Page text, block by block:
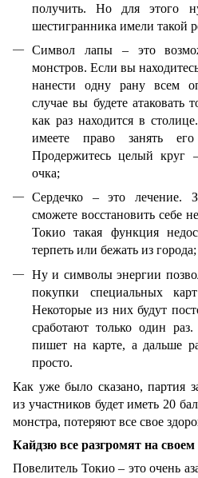
получить. Но для этого
шестигранника имели такой
Символ лапы – это
монстров. Если вы
нанести одну рану всем
случае вы будете атаковать
как раз находится в
имеете право занять
Продержитесь целый круг
очка;
Сердечко – это лечение.
сможете восстановить себе
Токио такая функция
терпеть или бежать из города;
Ну и символы энергии
покупки специальных
Некоторые из них будут
сработают только один
пишет на карте, а дальше
просто.
Как уже было сказано, партия
из участников будет иметь 20
монстра, потеряют все свое
Кайдзю все разгромят на своем
Повелитель Токио – это очень